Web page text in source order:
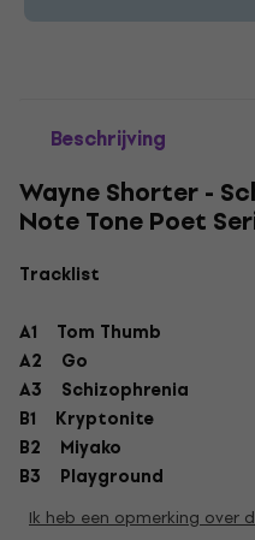
Beschrijving
Wayne Shorter -
Note Tone Poet
Tracklist
A1
Tom Thumb
A2
Go
A3
Schizophrenia
B1
Kryptonite
B2
Miyako
B3
Playground
Ik heb een opmerking over